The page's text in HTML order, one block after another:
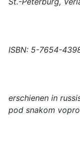
ISBN: 5-7654-
erschienen in
pod snakom